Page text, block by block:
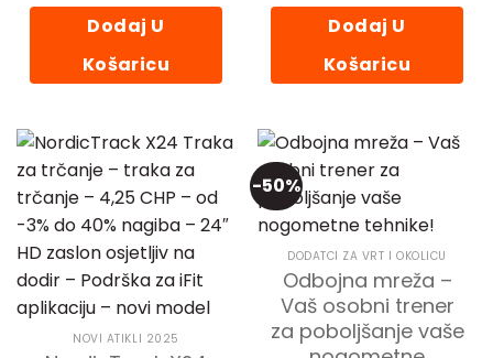
Dodaj U
Košaricu
Dodaj U
Košaricu
NOVI ATIKLI 2025
-50%
DODATCI ZA VRT I OKOLICU
Odbojna mreža –
Vaš osobni trener
za poboljšanje vaše